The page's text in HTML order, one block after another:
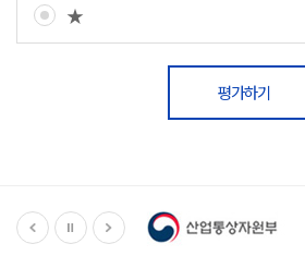
★
평가하기